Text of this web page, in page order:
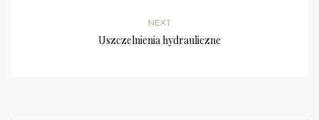
NEXT
Uszczelnienia hydrauliczne